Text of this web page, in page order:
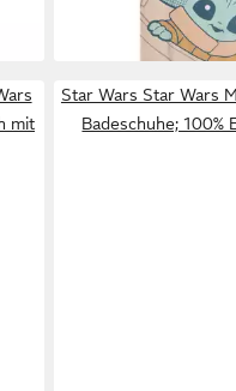
lieferbar - in 4-5
mit
Star Wars Star Wars
Badeschuhe; 100%